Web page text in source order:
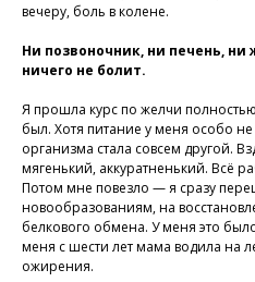
вечеру, боль в колене.
Ни позвоночник, ни печень,
ничего не болит.
Я прошла курс по желчи
был. Хотя питание у меня особо
организма стала совсем другой.
мягенький, аккуратненький. Всё
Потом мне повезло — я сразу
новообразованиям, на
белкового обмена. У меня это
меня с шести лет мама водила на
ожирения.